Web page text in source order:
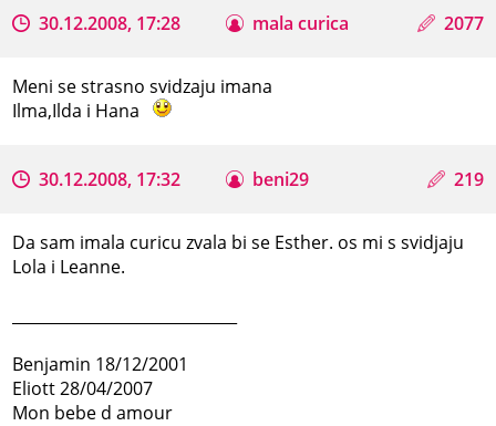
30.12.2008, 17:28 mala curica 2077
Meni se strasno svidzaju imana
Ilma,Ilda i Hana
30.12.2008, 17:32 beni29 219
Da sam imala curicu zvala bi se Esther. os mi s svidjaju
Lola i Leanne.
Benjamin 18/12/2001
Eliott 28/04/2007
Mon bebe d amour